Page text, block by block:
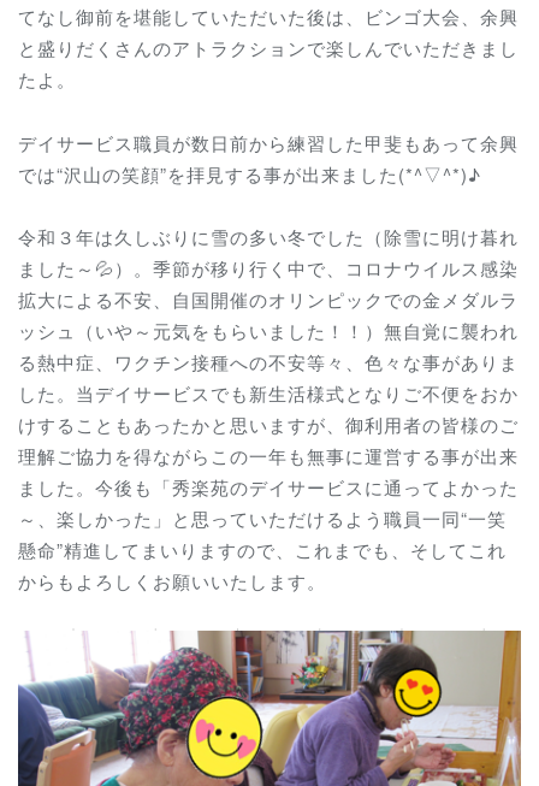
てなし御前を堪能していただいた後は、ビンゴ大会、余興
と盛りだくさんのアトラクションで楽しんでいただきまし
たよ。
デイサービス職員が数日前から練習した甲斐もあって余興
では“沢山の笑顔”を拝見する事が出来ました(*^▽^*)♪
令和３年は久しぶりに雪の多い冬でした（除雪に明け暮れ
ました～💦）。季節が移り行く中で、コロナウイルス感染
拡大による不安、自国開催のオリンピックでの金メダルラ
ッシュ（いや～元気をもらいました！！）無自覚に襲われ
る熱中症、ワクチン接種への不安等々、色々な事がありま
した。当デイサービスでも新生活様式となりご不便をおか
けすることもあったかと思いますが、御利用者の皆様のご
理解ご協力を得ながらこの一年も無事に運営する事が出来
ました。今後も「秀楽苑のデイサービスに通ってよかった
～、楽しかった」と思っていただけるよう職員一同“一笑
懸命”精進してまいりますので、これまでも、そしてこれ
からもよろしくお願いいたします。